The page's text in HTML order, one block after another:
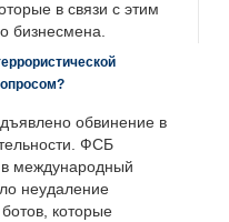
в связи с этим
бизнесмена.
обвинение в
ФСБ
международный
неудаление
которые